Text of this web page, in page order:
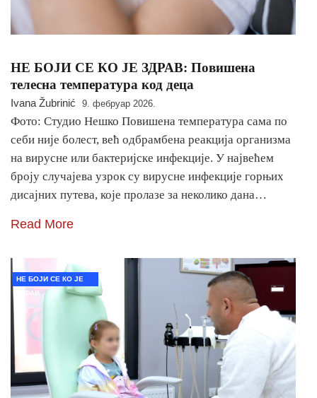
НЕ БОЈИ СЕ КО ЈЕ ЗДРАВ: Повишена
телесна температура код деца
Ivana Žubrinić 9. фебруар 2026.
Фото: Студио Нешко Повишена температура сама по
себи није болест, већ одбрамбена реакција организма
на вирусне или бактеријске инфекције. У највећем
броју случајева узрок су вирусне инфекције горњих
дисајних путева, које пролазе за неколико дана…
Read More
НЕ БОЈИ СЕ КО ЈЕ
ЗДРАВ